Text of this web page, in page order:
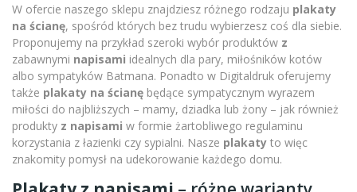
W ofercie naszego sklepu znajdziesz różnego rodzaju plakaty
na ścianę, spośród których bez trudu wybierzesz coś dla siebie.
Proponujemy na przykład szeroki wybór produktów z
zabawnymi napisami idealnych dla pary, miłośników kotów
albo sympatyków Batmana. Ponadto w Digitaldruk oferujemy
także plakaty na ścianę będące sympatycznym wyrazem
miłości do najbliższych – mamy, dziadka lub żony – jak również
produkty z napisami w formie żartobliwego regulaminu
korzystania z łazienki czy sypialni. Nasze plakaty to więc
znakomity pomysł na udekorowanie każdego domu.